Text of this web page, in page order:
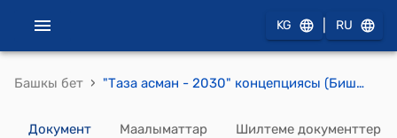
KG RU
Башкы бет › "Таза асман - 2030" концепциясы (Бишкек шаардык кеңешинин 2025-жылдын 25-июнундагы № 38 токтомуна)
Документ Маалыматтар Шилтеме документтер